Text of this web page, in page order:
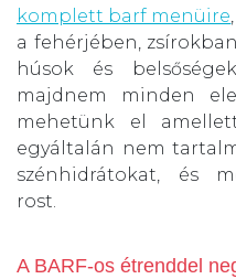
komplett barf menüire
a fehérjében,
húsok és
majdnem minden
mehetünk el
egyáltalán nem
szénhidrátokat, és
rost.
A BARF-os étrenddel